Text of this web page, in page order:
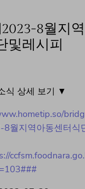
8월지
및레시피
식 상세 보기 ▼
월지역아동센터식